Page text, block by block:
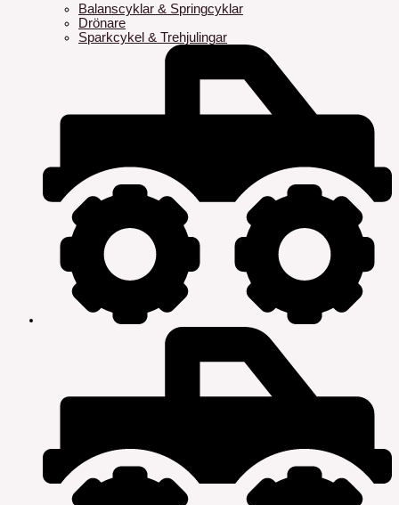
Balanscyklar & Springcyklar
Drönare
Sparkcykel & Trehjulingar